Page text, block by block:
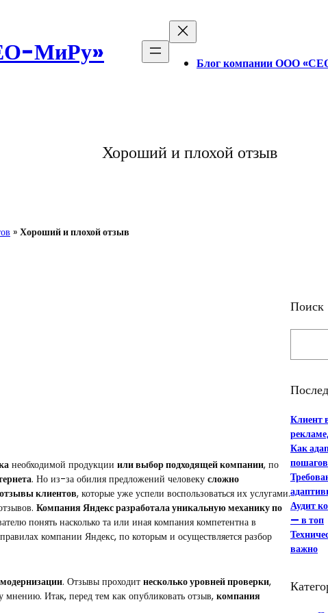
МиРу» Блог компании ООО
Хороший и плохой отзыв
» Хороший и плохой отзыв
необходимой продукции или выбор подходящей компании, по
. Но из-за обилия предложений человеку сложно
клиентов, которые уже успели воспользоваться их услугами.
Компания Яндекс разработала уникальную механику по
понять насколько та или иная компания компетентна в
компании Яндекс, по которым и осуществляется разбор
. Отзывы проходит несколько уровней проверки,
Итак, перед тем как опубликовать отзыв, компания
Поиск
a
c
Клиент
Как
Аудит
— в топ
важно